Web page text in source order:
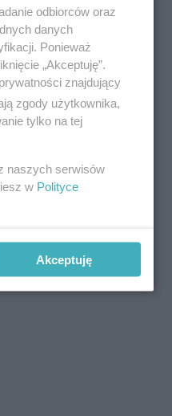
odbiorców oraz
danych
Ponieważ
„Akceptuję”.
znajdujący
zgody użytkownika,
tylko na tej
naszych serwisów
w Polityce
Akceptuję